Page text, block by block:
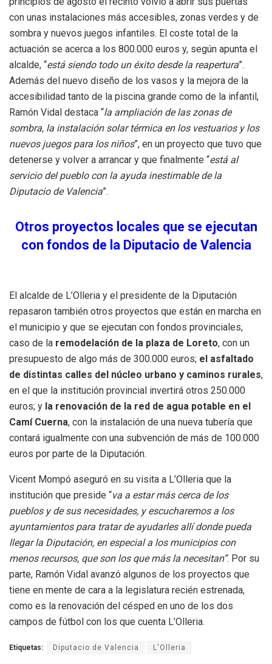
con unas instalaciones más accesibles, zonas verdes y de
sombra y nuevos juegos infantiles. El coste total de la
actuación se acerca a los 800.000 euros y, según apunta el
alcalde, “está siendo todo un éxito desde la reapertura”.
Además del nuevo diseño de los vasos y la mejora de la
accesibilidad tanto de la piscina grande como de la infantil,
Ramón Vidal destaca “la ampliación de las zonas de
sombra, la instalación solar térmica en los vestuarios y los
nuevos juegos para los niños”, en un proyecto que tuvo que
detenerse y volver a arrancar y que finalmente “está al
servicio del pueblo con la ayuda inestimable de la
Diputacio de Valencia”.
Otros proyectos locales que se ejecutan
con fondos de la Diputacio de Valencia
El alcalde de L’Olleria y el presidente de la Diputación
repasaron también otros proyectos que están en marcha en
el municipio y que se ejecutan con fondos provinciales,
caso de la remodelación de la plaza de Loreto, con un
presupuesto de algo más de 300.000 euros; el asfaltado
de distintas calles del núcleo urbano y caminos rurales,
en el que la institución provincial invertirá otros 250.000
euros; y la renovación de la red de agua potable en el
Camí Cuerna, con la instalación de una nueva tubería que
contará igualmente con una subvención de más de 100.000
euros por parte de la Diputación.
Vicent Mompó aseguró en su visita a L’Olleria que la
institución que preside “va a estar más cerca de los
pueblos y de sus necesidades, y escucharemos a los
ayuntamientos para tratar de ayudarles allí donde pueda
llegar la Diputación, en especial a los municipios con
menos recursos, que son los que más la necesitan”. Por su
parte, Ramón Vidal avanzó algunos de los proyectos que
tiene en mente de cara a la legislatura recién estrenada,
como es la renovación del césped en uno de los dos
campos de fútbol con los que cuenta L’Olleria.
Etiquetas: Diputacio de Valencia L'Olleria